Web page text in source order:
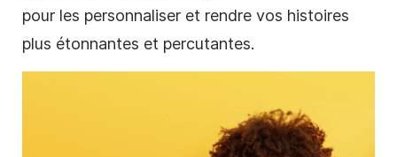
pour les personnaliser et rendre vos histoires
plus étonnantes et percutantes.